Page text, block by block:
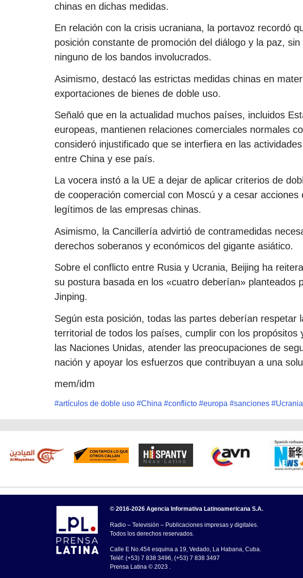
chinas en dichas medidas.
En relación con la crisis ucraniana, la portavoz recordó
posición constante de promoción del diálogo y la paz,
ninguno de los bandos involucrados.
Asimismo, destacó las estrictas medidas chinas en
exportaciones de bienes de doble uso.
Señaló que en la actualidad muchos países, incluidos
europeas, mantienen relaciones comerciales normales
consideró injustificado que se interfiera en las
entre China y ese país.
La vocera instó a la UE a dejar de aplicar criterios de
de cooperación comercial con Moscú y a cesar
legítimos de las empresas chinas.
Asimismo, la Cancillería advirtió de contramedidas
derechos soberanos y económicos del gigante asiático.
Sobre el conflicto entre Rusia y Ucrania, Beijing ha
su postura basada en los «cuatro deberían» planteados
Jinping.
Según esta posición, todas las partes deberían respetar
territorial de todos los países, cumplir con los propósitos
las Naciones Unidas, atender las preocupaciones de
nación y apoyar los esfuerzos que contribuyan a una
mem/idm
#artículos de doble uso #China #conflicto #europa #sanciones #Ucrania
© 2016-2026 Agencia Informativa Latinoamericana S.A.
Radio – Televisión – Publicaciones impresas y digitales.
Todos los derechos reservados.
Calle E No.454 esquina a 19, Vedado, La Habana, Cuba.
Teléf: (+53) 7 838 3496, (+53) 7 838 3497
Prensa Latina © 2023 .